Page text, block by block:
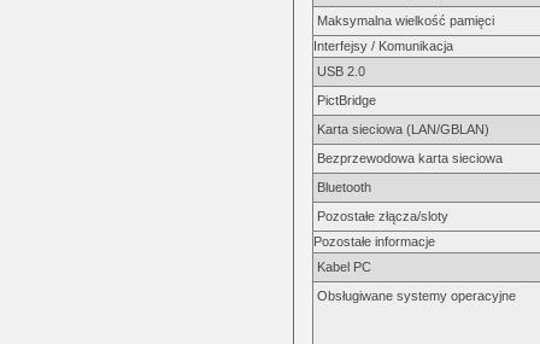
Maksymalna wielkość pamięci
Interfejsy / Komunikacja
USB 2.0
PictBridge
Karta sieciowa (LAN/GBLAN)
Bezprzewodowa karta sieciowa
Bluetooth
Pozostałe złącza/sloty
Pozostałe informacje
Kabel PC
Obsługiwane systemy operacyjne